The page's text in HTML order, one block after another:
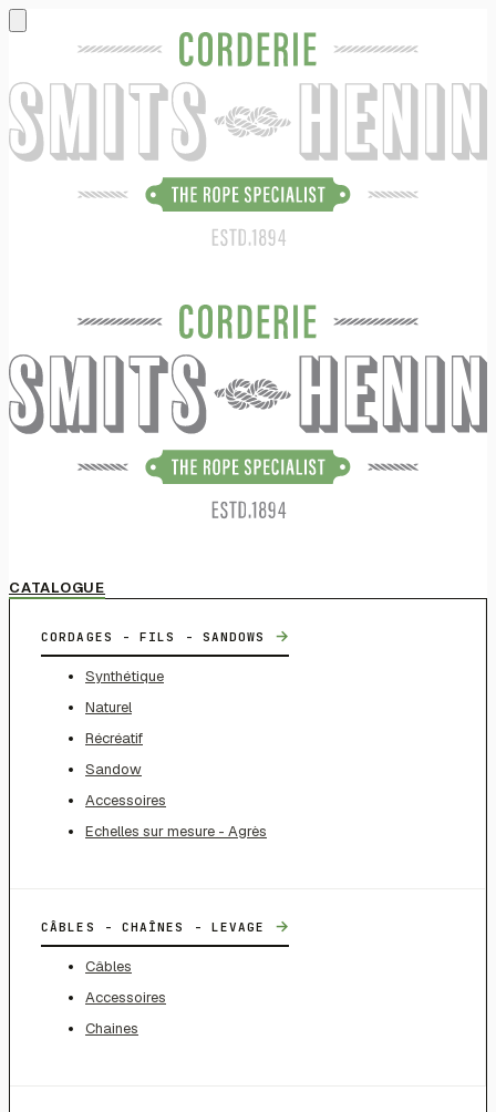
CATALOGUE
CORDAGES - FILS - SANDOWS →
Synthétique
Naturel
Récréatif
Sandow
Accessoires
Echelles sur mesure - Agrès
CÂBLES - CHAÎNES - LEVAGE →
Câbles
Accessoires
Chaines